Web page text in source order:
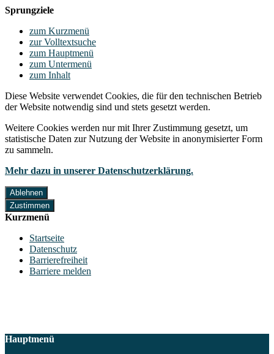
Sprungziele
zum Kurzmenü
zur Volltextsuche
zum Hauptmenü
zum Untermenü
zum Inhalt
Diese Website verwendet Cookies, die für den technischen Betrieb
der Website notwendig sind und stets gesetzt werden.
Weitere Cookies werden nur mit Ihrer Zustimmung gesetzt, um
statistische Daten zur Nutzung der Website in anonymisierter Form
zu sammeln.
Mehr dazu in unserer Datenschutzerklärung.
Ablehnen
Zustimmen
Kurzmenü
Startseite
Datenschutz
Barrierefreiheit
Barriere melden
Hauptmenü